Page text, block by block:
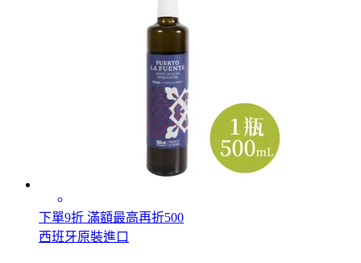
下單9折 滿額最高再折500
西班牙原裝進口